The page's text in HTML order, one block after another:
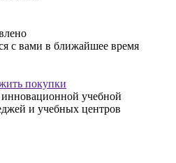
с вами в ближайшее время
покупки
инновационной учебной
и учебных центров